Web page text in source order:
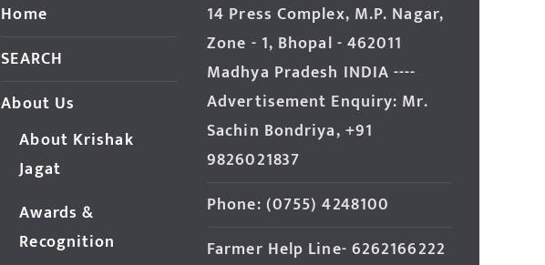
Home
SEARCH
About Us
About Krishak
Jagat
Awards &
Recognition
14 Press Complex, M.P. Nagar,
Zone - 1, Bhopal - 462011
Madhya Pradesh INDIA ----
Advertisement Enquiry: Mr.
Sachin Bondriya, +91
9826021837
Phone: (0755) 4248100
Farmer Help Line- 6262166222